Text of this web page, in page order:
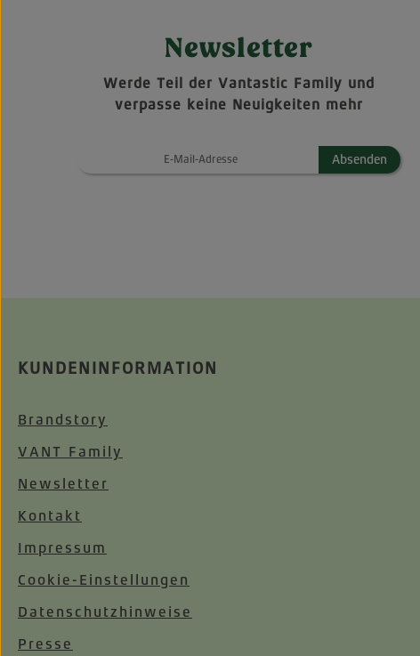
Newsletter
Werde Teil der Vantastic Family und
verpasse keine Neuigkeiten mehr
Absenden
KUNDENINFORMATION
Brandstory
VANT Family
Newsletter
Kontakt
Impressum
Cookie-Einstellungen
Datenschutzhinweise
Presse